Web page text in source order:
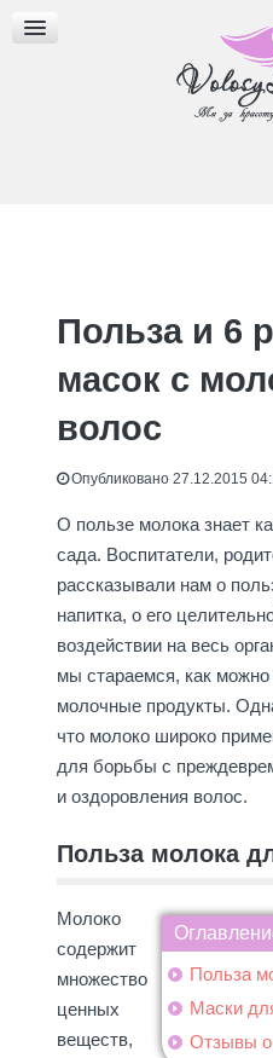
МАСКИ ДЛЯ ВОЛОС
МАСЛА ДЛЯ ВОЛОС
Польза и 6
масок с
волос
Опубликовано 27.12.2015
О пользе молока знает
сада. Воспитатели,
рассказывали нам о
напитка, о его
воздействии на весь
мы стараемся, как
молочные продукты.
что молоко широко
для борьбы с
и оздоровления волос.
Польза молока
Польза
Маски
Отзывы о
Молоко
содержит
множество
ценных
веществ,